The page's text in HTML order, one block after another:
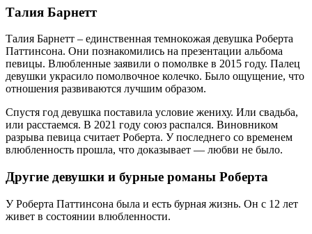
Талия Барнетт
Талия Барнетт – единственная темнокожая девушка Роберта
Паттинсона. Они познакомились на презентации альбома
певицы. Влюбленные заявили о помолвке в 2015 году. Палец
девушки украсило помолвочное колечко. Было ощущение, что
отношения развиваются лучшим образом.
Спустя год девушка поставила условие жениху. Или свадьба,
или расстаемся. В 2021 году союз распался. Виновником
разрыва певица считает Роберта. У последнего со временем
влюбленность прошла, что доказывает — любви не было.
Другие девушки и бурные романы Роберта
У Роберта Паттинсона была и есть бурная жизнь. Он с 12 лет
живет в состоянии влюбленности.